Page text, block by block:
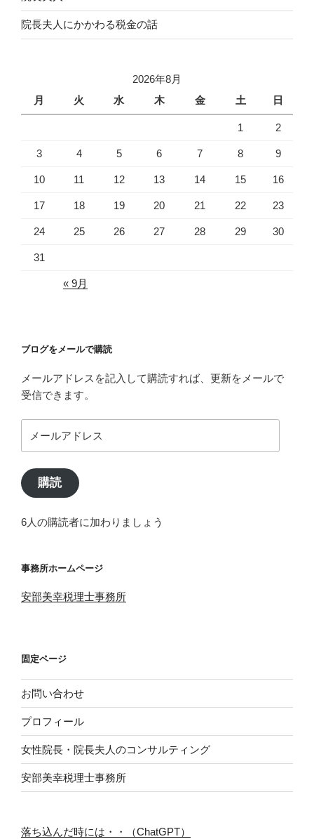
院長夫人にかかわる税金の話
2026年8月
月
火 水 木 金 土 日
1 2
3 4 5 6 7 8 9
10 11 12 13 14 15 16
17 18 19 20 21 22 23
24 25 26 27 28 29 30
31
« 9月
ブログをメールで購読
メールアドレスを記入して購読すれば、更新をメールで
受信できます。
ー
ア
ド
ス
購読
6人の購読者に加わりましょう
事務所ホームページ
安部美幸税理士事務所
固定ページ
お問い合わせ
プロフィール
女性院長・院長夫人のコンサルティング
安部美幸税理士事務所
落ち込んだ時には・・（ChatGPT）